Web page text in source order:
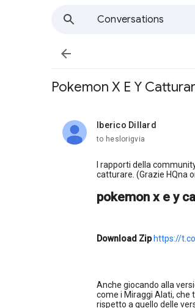
Conversations

Pokemon X E Y
Iberico Dillard
unread,
to heslorigvia
I rapporti della
catturare. (Grazie HQna
pokemon x e y
Download Zip https://
Anche giocando alla
come i Miraggi Alati, che
rispetto a quello delle